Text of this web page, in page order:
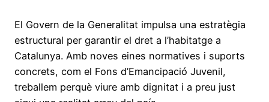
El Govern de la Generalitat impulsa una estratègia
estructural per garantir el dret a l’habitatge a
Catalunya. Amb noves eines normatives i suports
concrets, com el Fons d’Emancipació Juvenil,
treballem perquè viure amb dignitat i a preu just